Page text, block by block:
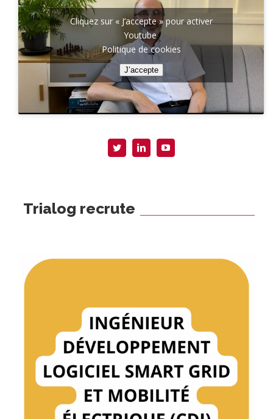
Cliquez sur « J’accepte » pour activer
Youtube
Politique de cookies
J’accepte
Trialog recrute